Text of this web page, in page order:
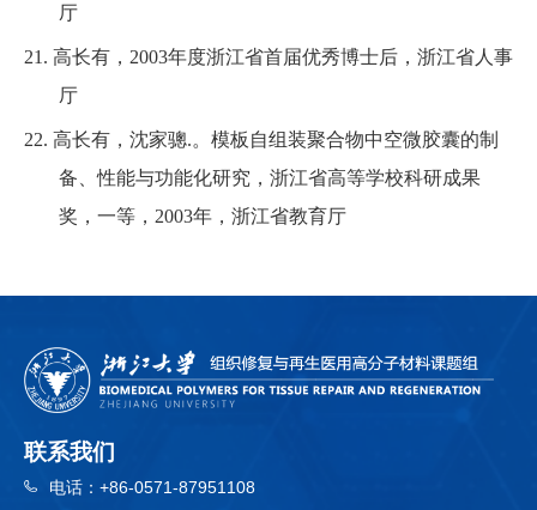
厅
21. 高长有， 2003年度浙江省首届优秀博士后，浙江省人事
厅
22. 高长有，沈家骢.。 模板自组装聚合物中空微胶囊的制
备、性能与功能化研究，浙江省高等学校科研成果
奖，一等， 2003年，浙江省教育厅
联系我们
电话： +86-0571-87951108